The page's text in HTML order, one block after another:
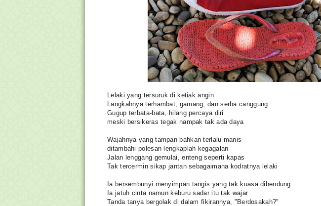
Lelaki yang tersuruk di ketiak angin
Langkahnya terhambat, gamang, dan serba canggung
Gugup terbata-bata, hilang percaya diri
meski bersikeras tegak nampak tak ada daya
Wajahnya yang tampan bahkan terlalu manis
ditambahi polesan lengkaplah kegagalan
Jalan lenggang gemulai, enteng seperti kapas
Tak tercermin sikap jantan sebagaimana kodratnya lelaki
Ia bersembunyi menyimpan tangis yang tak kuasa dibendung
Ia jatuh cinta namun keburu sadar itu tak wajar
Tanda tanya bergolak di dalam fikirannya, "Berdosakah?"